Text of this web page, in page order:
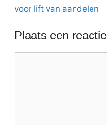
voor lift van aandelen
Plaats een reactie